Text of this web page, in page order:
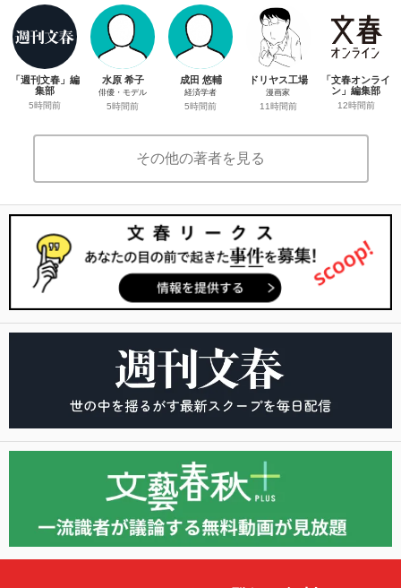
「週刊文春」編
集部
5時間前
水原 希子
俳優・モデル
5時間前
成田 悠輔
経済学者
5時間前
ドリヤス工場
漫画家
11時間前
「文春オンライ
ン」編集部
12時間前
その他の著者を見る